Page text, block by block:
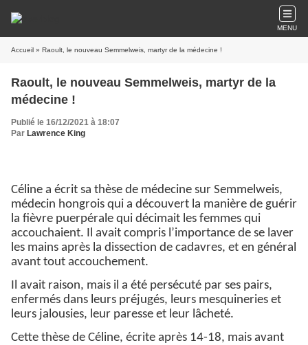
MENU
Accueil » Raoult, le nouveau Semmelweis, martyr de la médecine !
Raoult, le nouveau Semmelweis, martyr de la
médecine !
Publié le 16/12/2021 à 18:07
Par Lawrence King
Céline a écrit sa thèse de médecine sur Semmelweis,
médecin hongrois qui a découvert la manière de guérir
la fièvre puerpérale qui décimait les femmes qui
accouchaient. Il avait compris l’importance de se laver
les mains après la dissection de cadavres, et en général
avant tout accouchement.
Il avait raison, mais il a été persécuté par ses pairs,
enfermés dans leurs préjugés, leurs mesquineries et
leurs jalousies, leur paresse et leur lâcheté.
Cette thèse de Céline, écrite après 14-18, mais avant